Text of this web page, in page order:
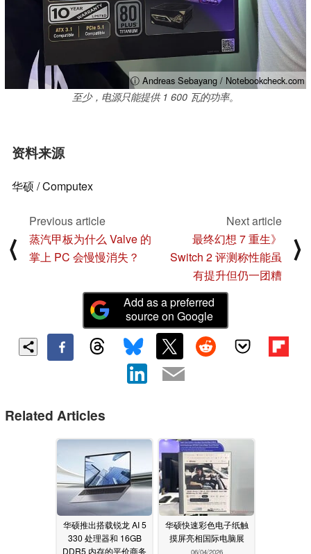
ⓘ Andreas Sebayang / Notebookcheck.com
至少，电源只能提供 1 600 瓦的功率。
资料来源
华硕 / Computex
⟨
Previous article
蒸汽甲板为什么 Valve 的
掌上 PC 会慢慢消失？
Next article
最终幻想 7 重生》
Switch 2 评测称性能虽
有提升但仍一团糟
⟩
Add as a preferred
source on Google
Related Articles
华硕推出搭载锐龙 AI 5
330 处理器和 16GB
DDR5 内存的平价商务
华硕快速彩色电子纸触
摸屏亮相国际电脑展
06/04/2026